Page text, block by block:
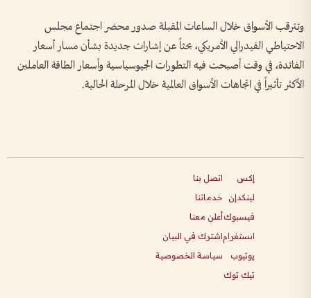
وتترقب الأسواق خلال الساعات المقبلة صدور محضر اجتماع مجلس
الاحتياطي الفيدرالي الأمريكي، بحثاً عن إشارات جديدة بشأن مسار أسعار
الفائدة، في وقت أصبحت فيه التطورات الجيوسياسية وأسعار الطاقة العاملين
الأكثر تأثيراً في اتجاهات الأسواق العالمية خلال المرحلة الحالية.
إكس
لينكدإن
فيسبوك
انستغرام
يوتيوب
تيك توك
اتصل بنا
خدماتنا
أعلن معنا
اشترك في البيان
سياسة الخصوصية